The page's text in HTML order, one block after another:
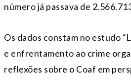
número já passava de
Os dados constam no estudo
e enfrentamento ao crime
reflexões sobre o Coaf em